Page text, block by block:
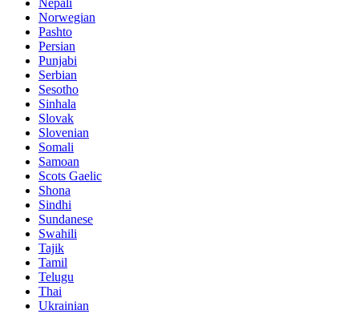
Norwegian
Pashto
Persian
Punjabi
Serbian
Sesotho
Sinhala
Slovak
Slovenian
Somali
Samoan
Scots Gaelic
Shona
Sindhi
Sundanese
Swahili
Tajik
Tamil
Telugu
Thai
Ukrainian